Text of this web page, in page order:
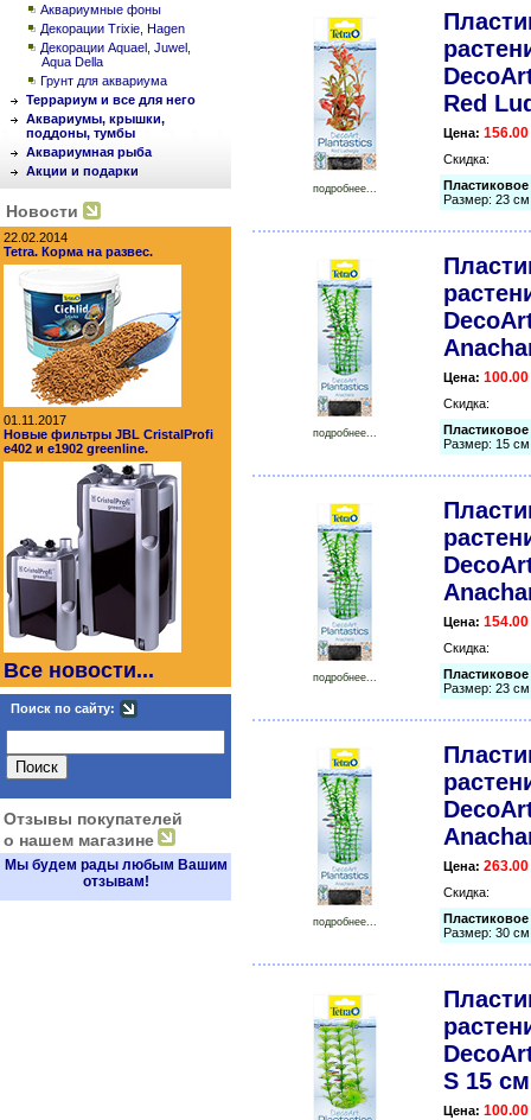
Аквариумные фоны
Декорации Trixie, Hagen
Декорации Aquael, Juwel,
Aqua Della
Грунт для аквариума
Террариум и все для него
Аквариумы, крышки,
поддоны, тумбы
Аквариумная рыба
Акции и подарки
Новости
22.02.2014
Tetra. Корма на развес.
01.11.2017
Новые фильтры JBL CristalProfi
e402 и e1902 greenline.
Все новости...
Поиск по сайту:
Отзывы покупателей
о нашем магазине
Мы будем рады любым Вашим
отзывам!
подробнее...
Red
Цена: 156.00
Скидка:
Размер: 23 см
подробнее...
Цена: 100.00
Скидка:
Размер: 15 см
подробнее...
Цена: 154.00
Скидка:
Размер: 23 см
подробнее...
Цена: 263.00
Скидка:
Размер: 30 см
S 15 см
Цена: 100.00